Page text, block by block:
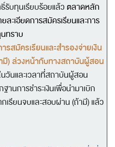
รับทุนเรียบร้อยแล้ว ตลาดหลัก
ละเอียดการสมัครเรียนและการ
นทราบ
รสมัครเรียนและสำรองจ่ายเงิน
มี) ล่วงหน้ากับทางสถาบันผู้สอน
นวันและเวลาที่สถาบันผู้สอน
านการชำระเงินเพื่อนำมาเบิก
เรียนจบและสอบผ่าน(ถ้ามี)แล้ว